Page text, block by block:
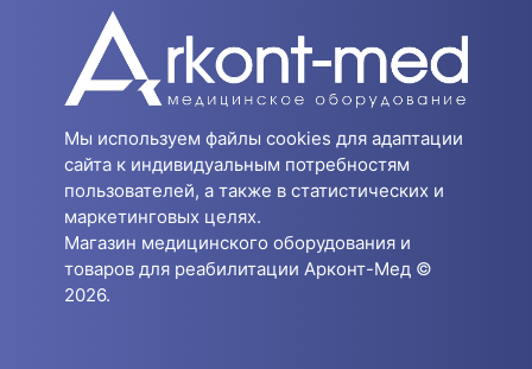
Мы используем файлы cookies для адаптации
сайта к индивидуальным потребностям
пользователей, а также в статистических и
маркетинговых целях.
Магазин медицинского оборудования и
товаров для реабилитации Арконт-Мед ©
2026.